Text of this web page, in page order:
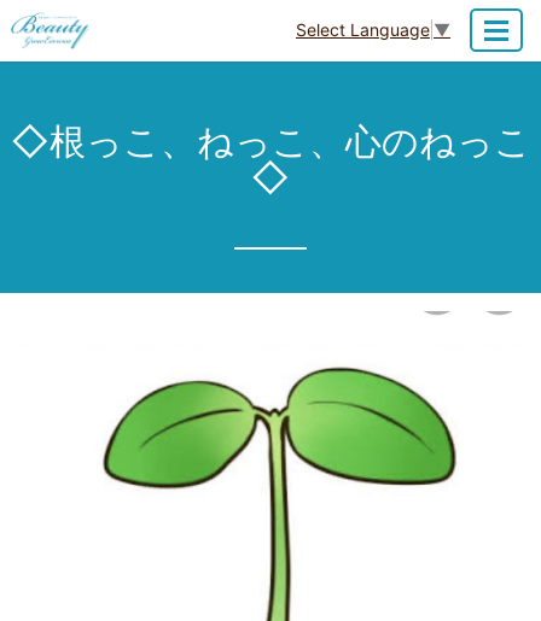
Select Language ▼
◇根っこ、ねっこ、心のねっこ
◇